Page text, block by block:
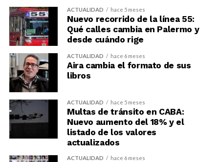
ACTUALIDAD hace 5 meses
Nuevo recorrido de la línea 55:
Qué calles cambia en Palermo y
desde cuándo rige
ACTUALIDAD hace 6 meses
Aira cambia el formato de sus
libros
ACTUALIDAD hace 5 meses
Multas de tránsito en CABA:
Nuevo aumento del 18% y el
listado de los valores
actualizados
ACTUALIDAD hace 6 meses